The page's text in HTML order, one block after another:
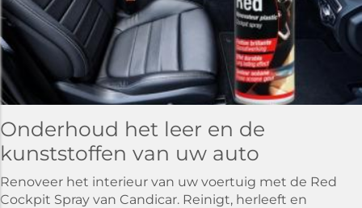
Onderhoud het leer en de
kunststoffen van uw auto
Renoveer het interieur van uw voertuig met de Red
Cockpit Spray van Candicar. Reinigt, herleeft en